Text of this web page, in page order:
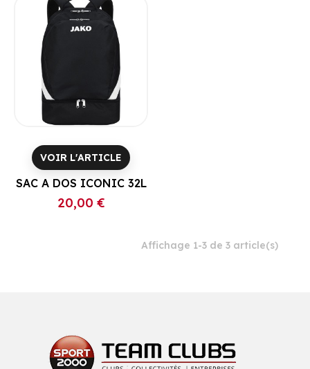
SAC A DOS ICONIC 32L
Prix
20,00 €
VOIR L'ARTICLE
Affichage 1-3 de 3 article(s)